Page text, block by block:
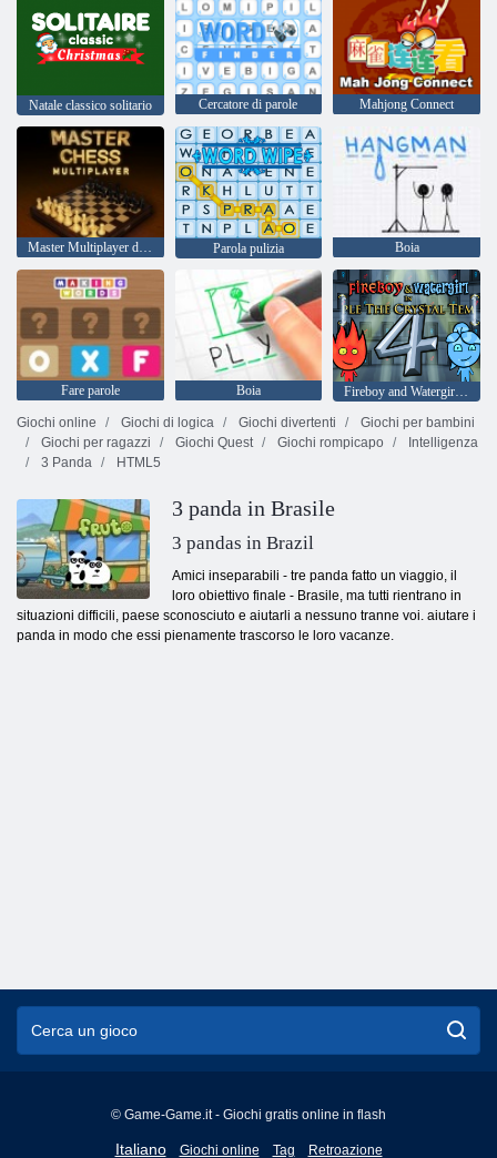
Natale classico solitario Cercatore di parole Mahjong Connect
Master Multiplayer di scacchi Parola pulizia Boia
Fare parole Boia
Fireboy and Watergirl 4: Tempio di Cristallo
Giochi online
Giochi di logica Giochi divertenti
Giochi per bambini
Giochi per ragazzi
Giochi Quest Giochi rompicapo
Intelligenza
3 Panda
HTML5
3 panda in Brasile
3 pandas in Brazil
Amici inseparabili - tre panda fatto un viaggio, il
loro obiettivo finale - Brasile, ma tutti rientrano in
situazioni difficili, paese sconosciuto e aiutarli a nessuno tranne voi. aiutare i
panda in modo che essi pienamente trascorso le loro vacanze.
© Game-Game.it - Giochi gratis online in flash
Italiano
English
Giochi online Tag Retroazione